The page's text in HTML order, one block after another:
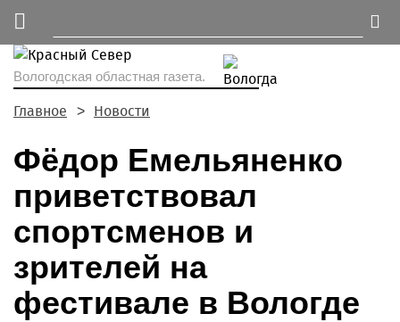
Вологодская областная газета.
Главное Новости
Фёдор Емельяненко
приветствовал
спортсменов и
зрителей на
фестивале в Вологде